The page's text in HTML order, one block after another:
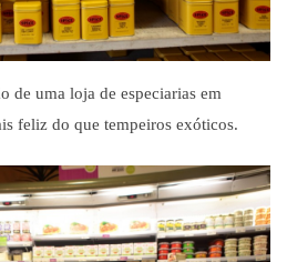
o de uma loja de especiarias em
feliz do que tempeiros exóticos.